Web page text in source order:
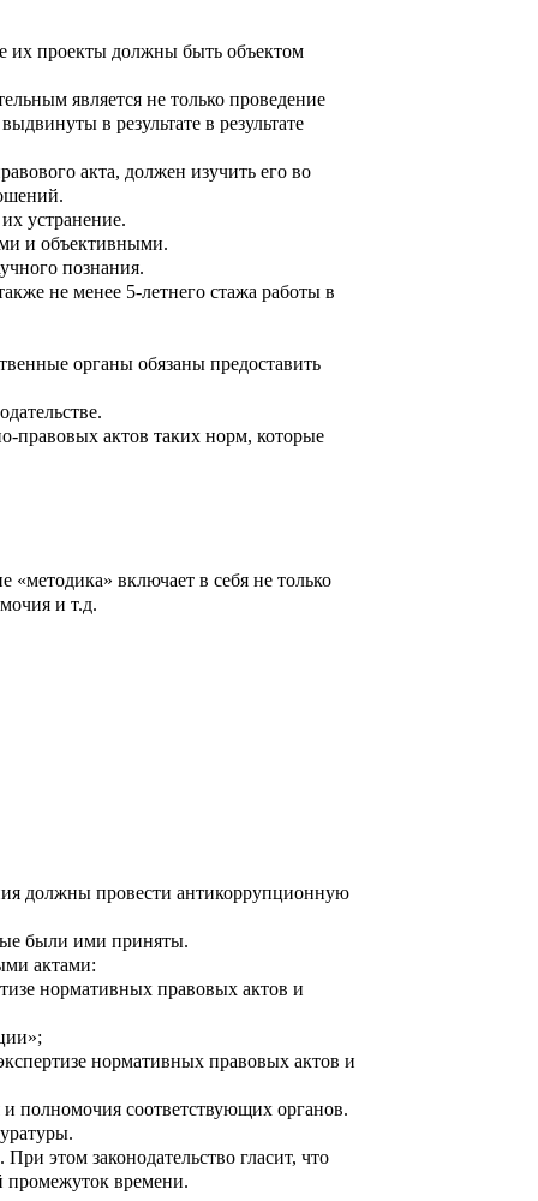
их проекты должны быть объектом
является не только проведение
в результате в результате
акта, должен изучить его во
устранение.
и объективными.
познания.
не менее 5-летнего стажа работы в
органы обязаны предоставить
правовых актов таких норм, которые
включает в себя не только
и т.д.
должны провести антикоррупционную
были ими приняты.
актами:
нормативных правовых актов и
нормативных правовых актов и
полномочия соответствующих органов.
этом законодательство гласит, что
промежуток времени.